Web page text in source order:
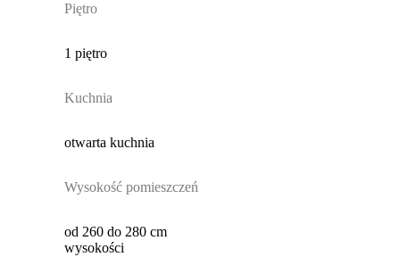
Piętro
1 piętro
Kuchnia
otwarta kuchnia
Wysokość pomieszczeń
od 260 do 280 cm
wysokości